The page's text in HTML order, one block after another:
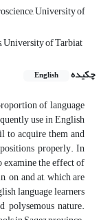
University of
University of Tarbiat
چکیده
English
of language
use in English
to acquire them and
properly. In
examine the effect of
and at, which are
language learners
polysemous nature.